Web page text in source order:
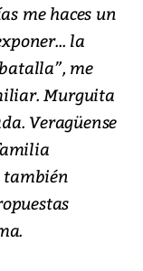
me haces un
la
me
Murguita
Veragüense
también